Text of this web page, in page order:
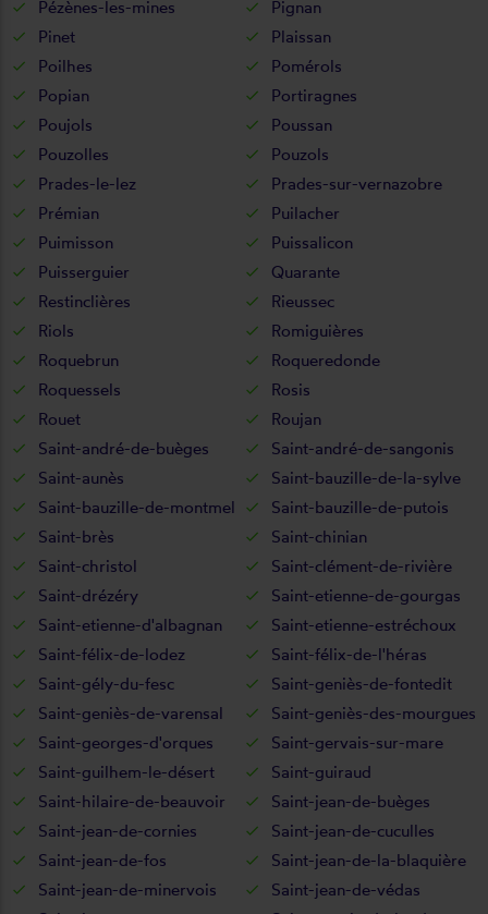
Pézènes-les-mines
Pignan
Pinet
Plaissan
Poilhes
Pomérols
Popian
Portiragnes
Poujols
Poussan
Pouzolles
Pouzols
Prades-le-lez
Prades-sur-vernazobre
Prémian
Puilacher
Puimisson
Puissalicon
Puisserguier
Quarante
Restinclières
Rieussec
Riols
Romiguières
Roquebrun
Roqueredonde
Roquessels
Rosis
Rouet
Roujan
Saint-andré-de-buèges
Saint-andré-de-sangonis
Saint-aunès
Saint-bauzille-de-la-sylve
Saint-bauzille-de-montmel
Saint-bauzille-de-putois
Saint-brès
Saint-chinian
Saint-christol
Saint-clément-de-rivière
Saint-drézéry
Saint-etienne-de-gourgas
Saint-etienne-d'albagnan
Saint-etienne-estréchoux
Saint-félix-de-lodez
Saint-félix-de-l'héras
Saint-gély-du-fesc
Saint-geniès-de-fontedit
Saint-geniès-de-varensal
Saint-geniès-des-mourgues
Saint-georges-d'orques
Saint-gervais-sur-mare
Saint-guilhem-le-désert
Saint-guiraud
Saint-hilaire-de-beauvoir
Saint-jean-de-buèges
Saint-jean-de-cornies
Saint-jean-de-cuculles
Saint-jean-de-fos
Saint-jean-de-la-blaquière
Saint-jean-de-minervois
Saint-jean-de-védas